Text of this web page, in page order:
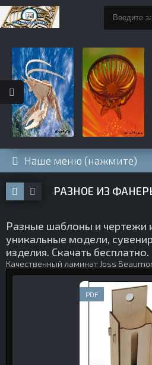
Наше меню (нажмите)
РАЗНОЕ ИЗ
Разные шаблоны и чертежи
уникальные модели,
изделия. Скачать бесплатно.
Качественный ламинат Joss
PDF